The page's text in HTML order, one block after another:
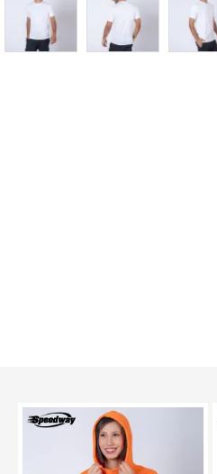
TEXTTRANSPARENTE